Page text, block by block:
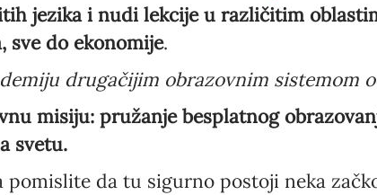
jezika i nudi lekcije u različitim
sve do ekonomije.
drugačijim obrazovnim sistemom
misiju: pružanje besplatnog
svetu.
pomislite da tu sigurno postoji neka